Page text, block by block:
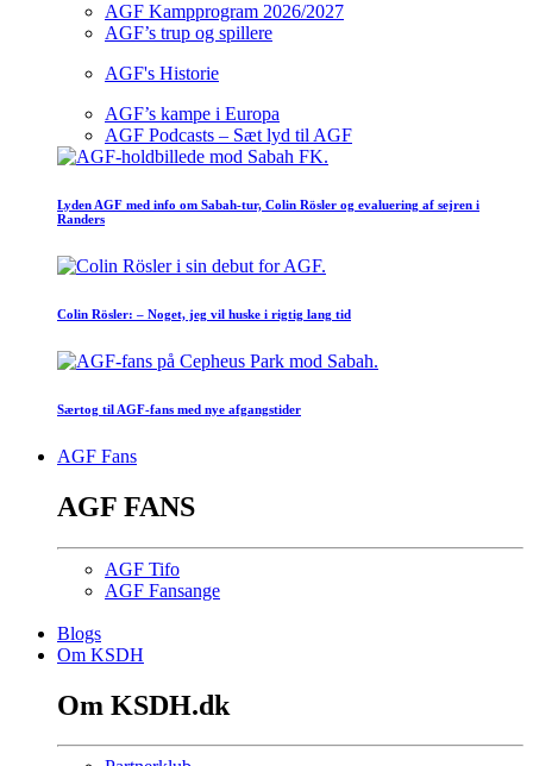
AGF Kampprogram 2026/2027
AGF’s trup og spillere
AGF's Historie
AGF’s kampe i Europa
AGF Podcasts – Sæt lyd til AGF
Lyden AGF med info om Sabah-tur, Colin Rösler og evaluering af sejren i
Randers
Colin Rösler: – Noget, jeg vil huske i rigtig lang tid
Særtog til AGF-fans med nye afgangstider
AGF Fans
AGF FANS
AGF Tifo
AGF Fansange
Blogs
Om KSDH
Om KSDH.dk